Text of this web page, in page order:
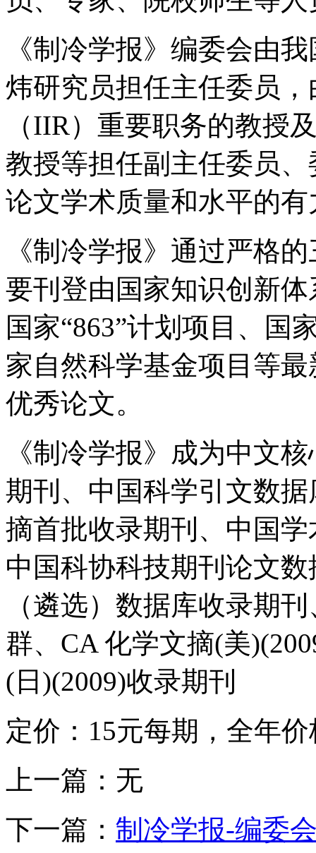
《制冷学报》编委会由
炜研究员担任主任委员
（IIR）重要职务的教授
教授等担任副主任委员
论文学术质量和水平的
《制冷学报》通过严格
要刊登由国家知识创新
国家“863”计划项目、国
家自然科学基金项目等
优秀论文。
《制冷学报》成为中文
期刊、中国科学引文数
摘首批收录期刊、中国
中国科协科技期刊论文
（遴选）数据库收录期
群、CA 化学文摘(美
(日)(2009)收录期刊
定价：15元每期，全年
上一篇： 无
下一篇： 制冷学报-编委